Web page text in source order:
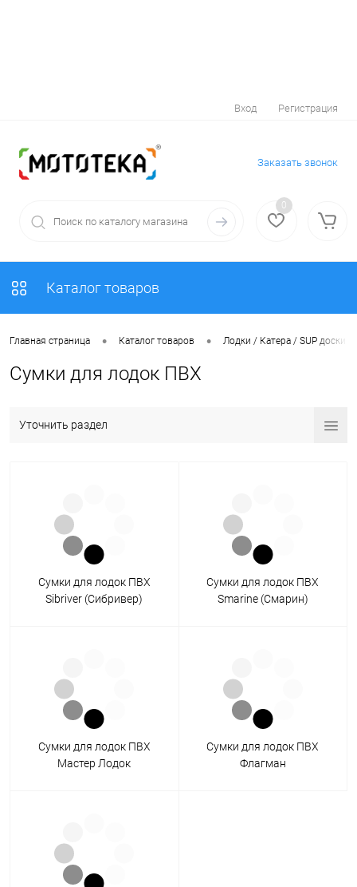
Вход Регистрация
Заказать звонок
0
Каталог товаров
Главная страница • Каталог товаров • Лодки / Катера / SUP доски
Сумки для лодок ПВХ
Уточнить раздел
Сумки для лодок ПВХ
Sibriver (Сибривер)
Сумки для лодок ПВХ
Smarine (Смарин)
Сумки для лодок ПВХ
Мастер Лодок
Сумки для лодок ПВХ
Флагман